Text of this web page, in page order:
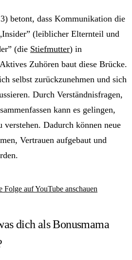
betont, dass Kommunikation die
(leiblicher Elternteil und
(die Stiefmutter) in
Zuhören baut diese Brücke.
selbst zurückzunehmen und sich
Durch Verständnisfragen,
kann es gelingen,
Dadurch können neue
Vertrauen aufgebaut und
Folge auf YouTube anschauen
dich als Bonusmama